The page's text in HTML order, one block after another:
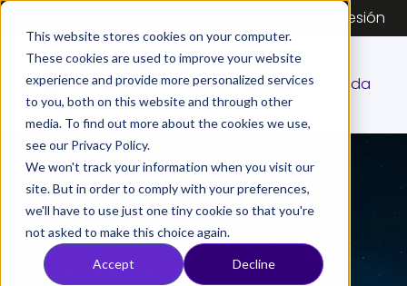
This website stores cookies on your computer.
These cookies are used to improve your website
experience and provide more personalized services
to you, both on this website and through other
media. To find out more about the cookies we use,
see our Privacy Policy.
We won't track your information when you visit our
site. But in order to comply with your preferences,
we'll have to use just one tiny cookie so that you're
not asked to make this choice again.
Accept Decline
Traducciones de Mostrar submenú de
Iniciar sesión
Centro de ayuda
- Aquí, misión control. ¿En qué
podemos ayudarte, piloto?